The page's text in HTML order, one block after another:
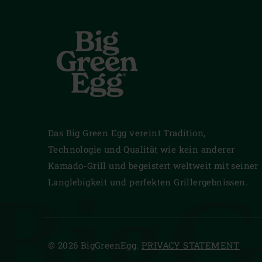
Das Big Green Egg vereint Tradition,
Technologie und Qualität wie kein anderer
Kamado-Grill und begeistert weltweit mit seiner
Langlebigkeit und perfekten Grillergebnissen.
© 2026 BigGreenEgg. PRIVACY STATEMENT